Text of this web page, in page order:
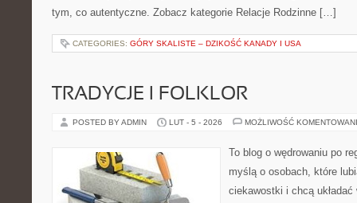
tym, co autentyczne. Zobacz kategorie Relacje Rodzinne […]
CATEGORIES: GÓRY SKALISTE – DZIKOŚĆ KANADY I USA
TRADYCJE I FOLKLOR
POSTED BY ADMIN LUT - 5 - 2026 MOŻLIWOŚĆ
To blog o wędrowaniu po
myślą o osobach, które
ciekawostki i chcą